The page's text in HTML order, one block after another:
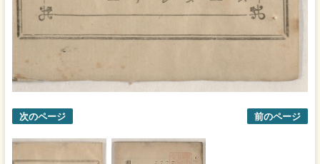
次のページ 前のページ